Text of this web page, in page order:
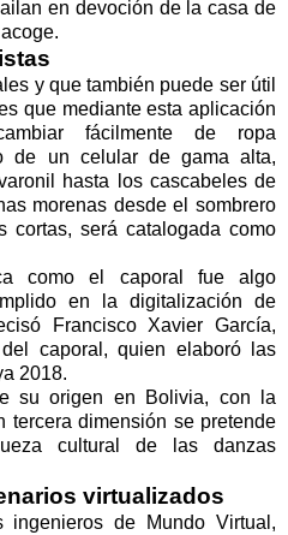
en devoción de la casa de
y que también puede ser útil
que mediante esta aplicación
fácilmente de ropa
de un celular de gama alta,
hasta los cascabeles de
morenas desde el sombrero
cortas, será catalogada como
como el caporal fue algo
en la digitalización de
Francisco Xavier García,
caporal, quien elaboró las
2018.
su origen en Bolivia, con la
tercera dimensión se pretende
cultural de las danzas
virtualizados
de Mundo Virtual,